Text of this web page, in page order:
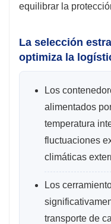
equilibrar la
La selección
optimiza la
Los
alimentados
temperatura
fluctuaciones
climáticas
Los
transporte de